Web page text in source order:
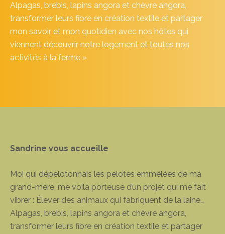
Alpagas, brebis, lapins angora et chèvre angora,
transformer leurs fibre en création textile et partager
mon savoir et mon quotidien avec nos hôtes qui
viennent découvrir notre logement et toutes nos
activités à la ferme »
Sandrine vous accueille
Moi qui dépelotonnais les pelotes emmêlées de ma
grand-mère, me voilà porteuse d’un projet qui me fait
vibrer : Élever des animaux qui fabriquent de la laine…
Alpagas, brebis, lapins angora et chèvre angora,
transformer leurs fibre en création textile et partager